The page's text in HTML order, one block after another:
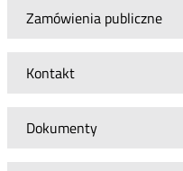
Zamówienia publiczne
Kontakt
Dokumenty